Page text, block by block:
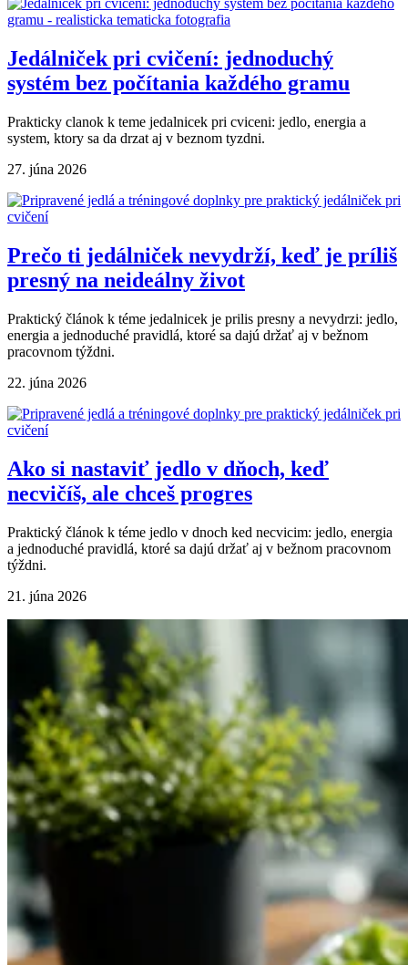
Jedálniček pri cvičení: jednoduchý
systém bez počítania každého gramu
Prakticky clanok k teme jedalnicek pri cviceni: jedlo, energia a
system, ktory sa da drzat aj v beznom tyzdni.
27. júna 2026
Prečo ti jedálniček nevydrží, keď je príliš
presný na neideálny život
Praktický článok k téme jedalnicek je prilis presny a nevydrzi: jedlo,
energia a jednoduché pravidlá, ktoré sa dajú držať aj v bežnom
pracovnom týždni.
22. júna 2026
Ako si nastaviť jedlo v dňoch, keď
necvičíš, ale chceš progres
Praktický článok k téme jedlo v dnoch ked necvicim: jedlo, energia
a jednoduché pravidlá, ktoré sa dajú držať aj v bežnom pracovnom
týždni.
21. júna 2026